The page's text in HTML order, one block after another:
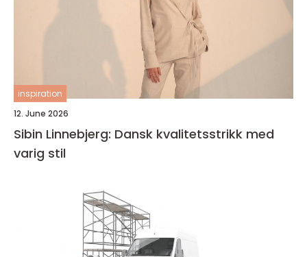
inspiration
12. June 2026
Sibin Linnebjerg: Dansk kvalitetsstrikk med
varig stil